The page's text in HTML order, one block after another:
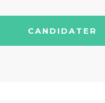
CANDIDATER